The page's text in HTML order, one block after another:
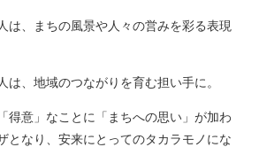
は、まちの風景や人々の営みを彩る表現
は、地域のつながりを育む担い手に。
得意」なことに「まちへの思い」が加わ
となり、安来にとってのタカラモノにな